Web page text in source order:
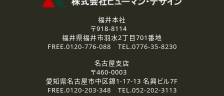
なお、ご連絡手段は、電話・Ｅメールのいずれかの方法とい
2.個人情報の第三者提供
ご提供いただいた個人情報は、法令等の規定に従う場合を除き、
3.個人情報の取り扱いの委託
弊社の定める個人情報保護の評価基準を満たした委託先に、個
人情報を委託する場合があります。
福井本社
〒918-8114
福井県福井市羽水2丁目701番地
FREE.0120-776-088 TEL.0776-35-8230
名古屋支店
〒460-0003
愛知県名古屋市中区錦1-17-13 名興ビル7F
FREE.0120-203-348 TEL.052-202-3113